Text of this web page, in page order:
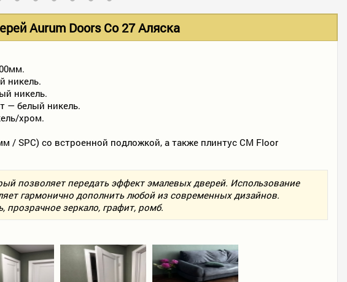
Aurum Doors Co 27 Аляска
никель.
никель.
— белый никель.
хром.
/ SPC) со встроенной подложкой, а также плинтус CM Floor
позволяет передать эффект эмалевых дверей. Использование
гармонично дополнить любой из современных дизайнов.
прозрачное зеркало, графит, ромб.